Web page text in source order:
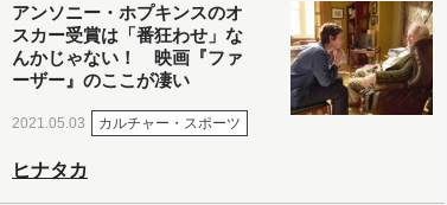
アンソニー・ホプキンスのオ
スカー受賞は「番狂わせ」な
んかじゃない！ 映画『ファ
ーザー』のここが凄い
2021.05.03 カルチャー・スポーツ
ヒナタカ